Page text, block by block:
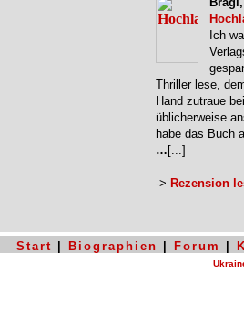
Ich
Thriller lese,
Hand zutraue
üblicherweise
habe das Buch
… [...]
-> Rezension
Start Biographien Forum